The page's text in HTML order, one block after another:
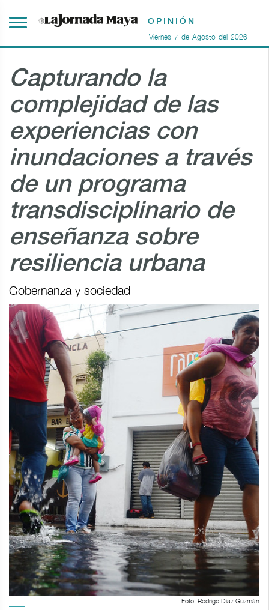
OPINIÓN
Viernes 7 de Agosto del 2026
Capturando la
complejidad de las
experiencias con
inundaciones a través
de un programa
transdisciplinario de
enseñanza sobre
resiliencia urbana
Gobernanza y sociedad
Foto: Rodrigo Díaz Guzmán